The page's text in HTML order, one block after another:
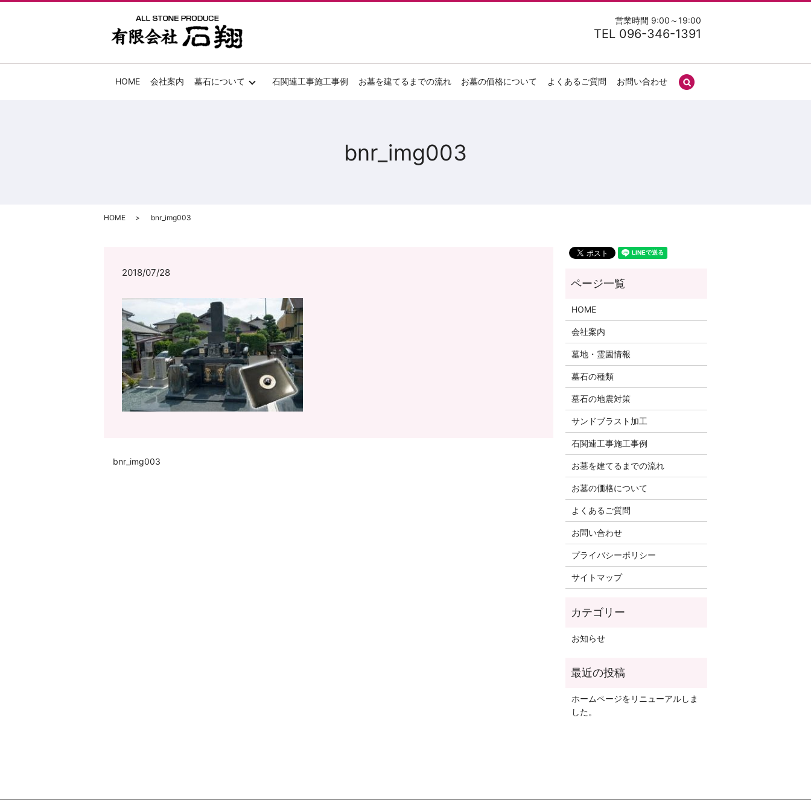
HOME 会社案内 墓石について 石関連工事施工事例 お墓を建てるまでの流れ お墓の価格について よくあるご質問 お問い合わせ
営業時間 9:00～19:00
TEL 096-346-1391
bnr_img003
HOME bnr_img003
2018/07/28
bnr_img003
HOME
会社案内
墓地・霊園情報
墓石の種類
墓石の地震対策
サンドブラスト加工
石関連工事施工事例
お墓を建てるまでの流れ
お墓の価格について
よくあるご質問
お問い合わせ
プライバシーポリシー
サイトマップ
お知らせ
ホームページをリニューアルしま
した。